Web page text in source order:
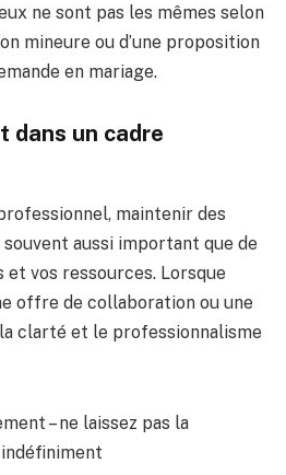
ne sont pas les mêmes selon
mineure ou d’une proposition
en mariage.
dans un cadre
maintenir des
aussi important que de
vos ressources. Lorsque
offre de collaboration ou une
clarté et le professionnalisme
– ne laissez pas la